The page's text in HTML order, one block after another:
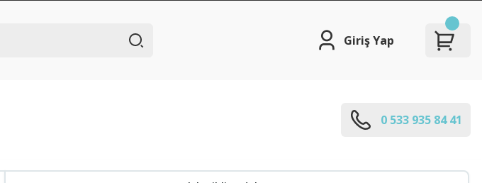
Giriş Yap
0 533 935 84 41